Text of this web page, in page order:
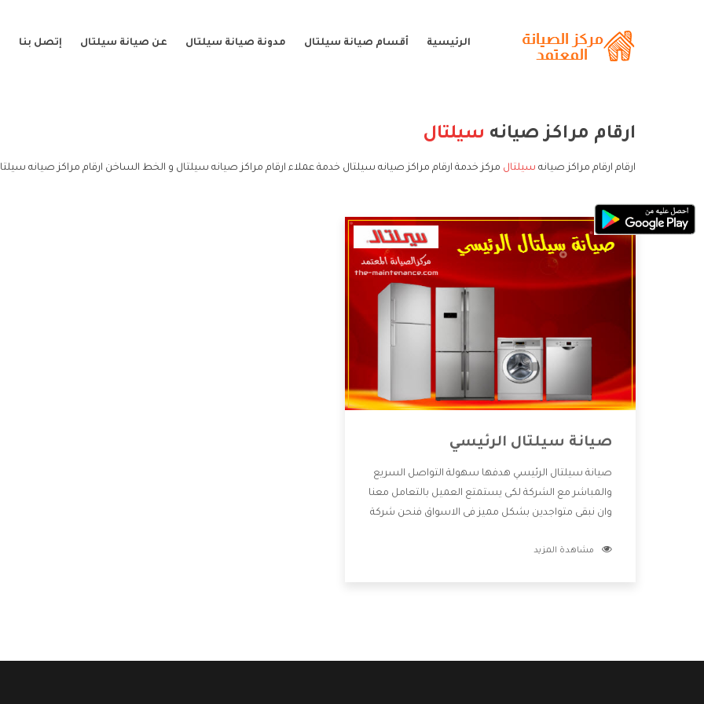
الرئيسية أقسام صيانة سيلتال مدونة صيانة سيلتال عن صيانة سيلتال إتصل بنا
ارقام مراكز صيانه سيلتال
ارقام ارقام مراكز صيانه سيلتال مركز خدمة ارقام مراكز صيانه سيلتال خدمة عملاء ارقام مراكز صيانه سيلتال و الخط الساخن ارقام مراكز صيانه
صيانة سيلتال الرئيسي
صيانة سيلتال الرئيسي هدفها سهولة التواصل السريع
والمباشر مع الشركة لكى يستمتع العميل بالتعامل معنا
وان نبقى متواجدين بشكل مميز فى الاسواق فنحن شركة
بالخدمات التى تنفرد الشركة بها والتى تكون منها خدمة
مشاهدة المزيد